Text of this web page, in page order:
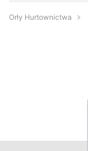
Orły Hurtownictwa